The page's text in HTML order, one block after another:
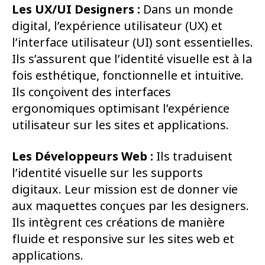
Les UX/UI Designers : Dans un monde
digital, l’expérience utilisateur (UX) et
l’interface utilisateur (UI) sont essentielles.
Ils s’assurent que l’identité visuelle est à la
fois esthétique, fonctionnelle et intuitive.
Ils conçoivent des interfaces
ergonomiques optimisant l’expérience
utilisateur sur les sites et applications.
Les Développeurs Web : Ils traduisent
l’identité visuelle sur les supports
digitaux. Leur mission est de donner vie
aux maquettes conçues par les designers.
Ils intègrent ces créations de manière
fluide et responsive sur les sites web et
applications.